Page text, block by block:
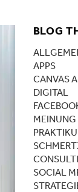
BLOG
APPS
CANVAS
DIGITAL
MEINUNG
SOCIAL